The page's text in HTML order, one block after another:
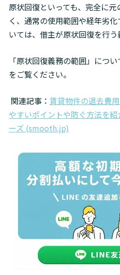
原状回復といっても、完全に
く、通常の使用範囲や経年劣
いては、借主が原状回復を行う
「原状回復義務の範囲」につ
をご覧ください。
関連記事： 賃貸物件の退去費
やすいポイントや防ぐ方法を
ーズ (smooth.jp)